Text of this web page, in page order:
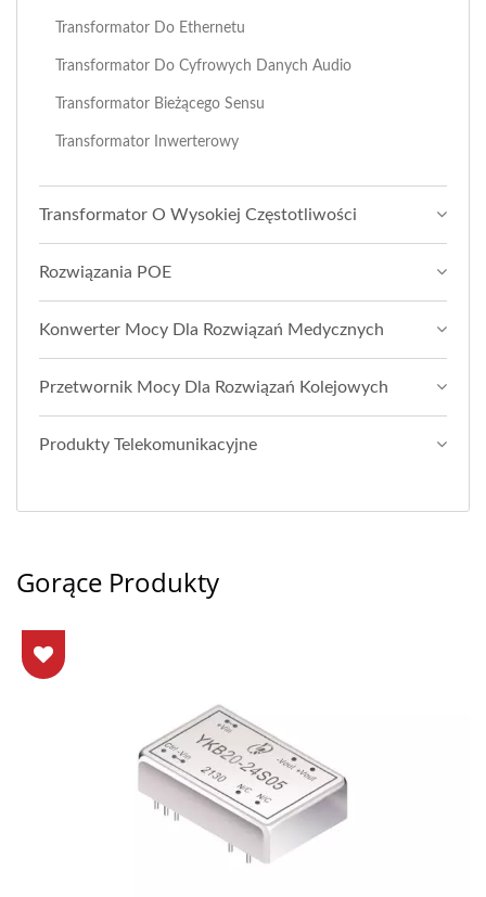
Transformator Do Ethernetu
Transformator Do Cyfrowych Danych Audio
Transformator Bieżącego Sensu
Transformator Inwerterowy
Transformator O Wysokiej Częstotliwości
Rozwiązania POE
Konwerter Mocy Dla Rozwiązań Medycznych
Przetwornik Mocy Dla Rozwiązań Kolejowych
Produkty Telekomunikacyjne
Gorące Produkty